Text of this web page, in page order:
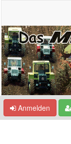
Anmelden